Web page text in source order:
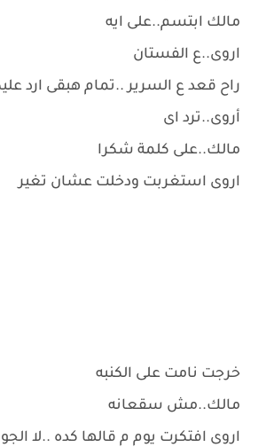
مالك ابتسم..على ايه
اروى..ع الفستان
راح قعد ع السرير ..تمام هبقى ارد
أروى..ترد اى
مالك..على كلمة شكرا
اروى استغربت ودخلت عشان تغير
خرجت نامت على الكنبه
مالك..مش سقعانه
اروى افتكرت يوم م قالها كده ..لا